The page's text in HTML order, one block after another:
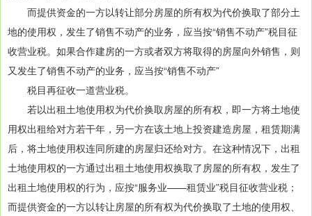
而提供资金的一方以转让部分房屋的所有权为代价换取了部分土
地的使用权，发生了销售不动产的业务，应当按“销售不动产”税目征
收营业税。如果合作建房的一方或者双方将取得的房屋向外销售，则
又发生了销售不动产的业务，应当按“销售不动产”
税目再征收一道营业税。
若以出租土地使用权为代价换取房屋的所有权，即一方将土地使
用权出租给对方若干年，另一方在该土地上投资建造房屋，租赁期满
后，将土地使用权连同所建的房屋归还给对方。在这种情况下，出租
土地使用权的一方通过出租土地使用权换取了房屋的所有权，发生了
出租土地使用权的行为，应按“服务业——租赁业”税目征收营业税；
而提供资金的一方以转让房屋的所有权为代价换取了土地的使用权、